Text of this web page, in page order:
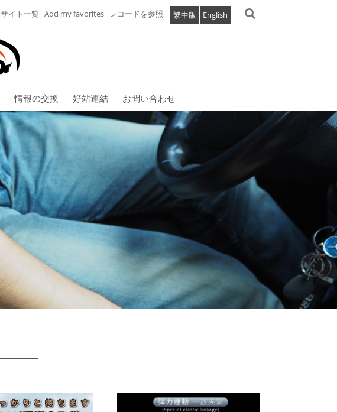
サイト一覧 Add my favorites 繁中版 English
レコードを参照
情報の交換 好站連結 お問い合わせ